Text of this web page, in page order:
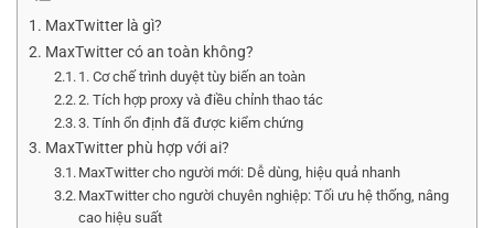
MaxTwitter là gì?
MaxTwitter có an toàn không?
1. Cơ chế trình duyệt tùy biến an toàn
2. Tích hợp proxy và điều chỉnh thao tác
3. Tính ổn định đã được kiểm chứng
MaxTwitter phù hợp với ai?
MaxTwitter cho người mới: Dễ dùng, hiệu quả nhanh
MaxTwitter cho người chuyên nghiệp: Tối ưu hệ thống, nâng
cao hiệu suất